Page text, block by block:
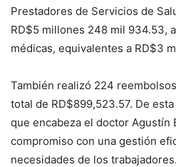
Prestadores de Servicios de
RD$5 millones 248 mil 934.53,
médicas, equivalentes a RD$3
También realizó 224
total de RD$899,523.57. De
que encabeza el doctor Agustín
compromiso con una gestión
necesidades de los trabajadores.